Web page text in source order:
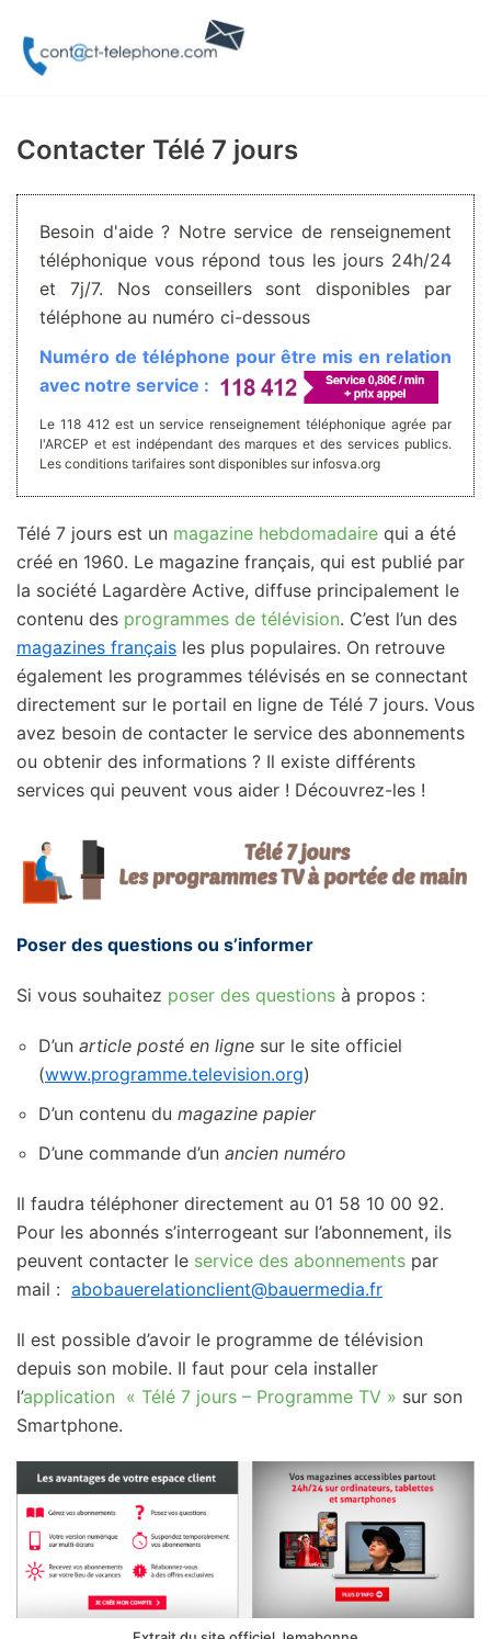
Aller
Contacter Télé 7 jours
Besoin d'aide ? Notre service de renseignement
téléphonique vous répond tous les jours 24h/24
et 7j/7. Nos conseillers sont disponibles par
téléphone au numéro ci-dessous
Numéro de téléphone pour être mis en relation
avec notre service :
Le 118 412 est un service renseignement téléphonique agrée par
l'ARCEP et est indépendant des marques et des services publics.
Les conditions tarifaires sont disponibles sur infosva.org
Télé 7 jours est un magazine hebdomadaire qui a été
créé en 1960. Le magazine français, qui est publié par
la société Lagardère Active, diffuse principalement le
contenu des programmes de télévision. C’est l’un des
magazines français les plus populaires. On retrouve
également les programmes télévisés en se connectant
directement sur le portail en ligne de Télé 7 jours. Vous
avez besoin de contacter le service des abonnements
ou obtenir des informations ? Il existe différents
services qui peuvent vous aider ! Découvrez-les !
Poser des questions ou s’informer
Si vous souhaitez poser des questions à propos :
D’un article posté en ligne sur le site officiel
(www.programme.television.org)
D’un contenu du magazine papier
D’une commande d’un ancien numéro
Il faudra téléphoner directement au 01 58 10 00 92.
Pour les abonnés s’interrogeant sur l’abonnement, ils
peuvent contacter le service des abonnements par
mail : abobauerelationclient@bauermedia.fr
Il est possible d’avoir le programme de télévision
depuis son mobile. Il faut pour cela installer
l’application « Télé 7 jours – Programme TV » sur son
Smartphone.